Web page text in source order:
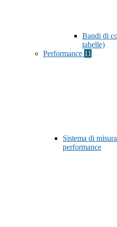
Bandi di
tabelle)
Performance 11
Sistema di
performance